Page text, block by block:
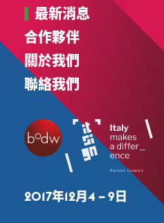
最新消息
合作夥伴
關於我們
聯絡我們
2017年12月4 – 9日